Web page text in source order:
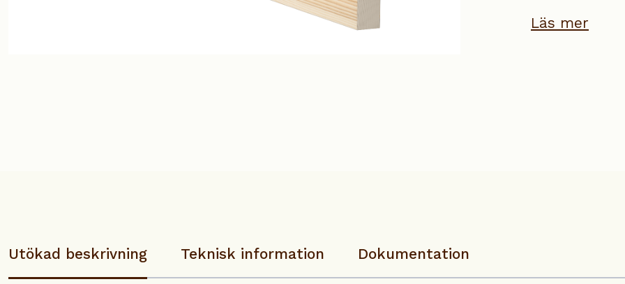
Läs mer
Utökad beskrivning Teknisk information Dokumentation